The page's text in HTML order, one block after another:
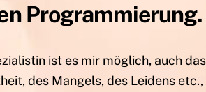
Programmierung.
ist es mir möglich, auch
des Mangels, des Leidens